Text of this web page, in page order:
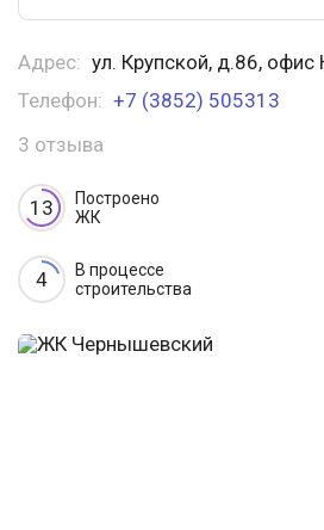
Адрес: ул. Крупской, д.86, офис
Телефон: +7 (3852) 505313
3 отзыва
13
Построено
ЖК
4
В процессе
строительства